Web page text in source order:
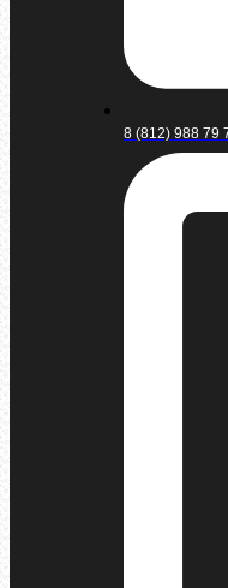
8 (812) 988 79